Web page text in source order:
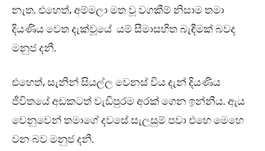
නැත. එහෙත්, අම්මලා මත වූ වගකීම් නිසාම තමා
දියණිය වෙත දැක්වූයේ යම් සීමාසහිත බැඳීමක් බවද
මනුජ දනී.
එහෙත්, සැනින් සියල්ල වෙනස් විය දැන් දියණිය
ජීවිතයේ අඩකටත් වැඩිපුරම අරක් ගෙන ඉන්නීය. ඇය
වෙනුවෙන් තමාගේ දවසේ සැලසුම් පවා එහෙ මෙහෙ
වන බව මනුජ දනී.